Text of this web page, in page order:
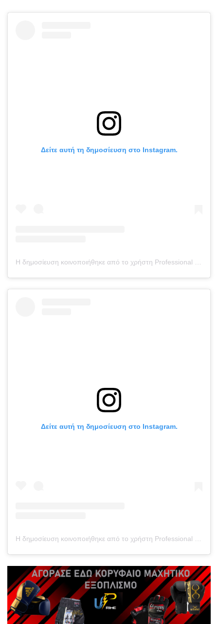
Δείτε αυτή τη δημοσίευση στο Instagram.
Δείτε αυτή τη δημοσίευση στο Instagram.
Η δημοσίευση κοινοποιήθηκε από το χρήστη Professional Fighters League (@pflmma)